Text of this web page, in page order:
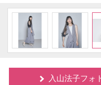
入山法子フォ